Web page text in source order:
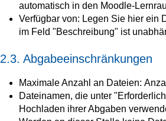
automatisch in den Moodle-
Verfügbar von: Legen Sie hier ein
im Feld "Beschreibung" ist
2.3. Abgabeeinschränkungen
Maximale Anzahl an Dateien:
Dateinamen, die unter
Hochladen ihrer Abgaben